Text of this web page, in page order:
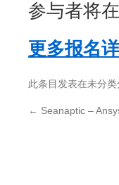
参与者将
更多报名
此条目发表在未分
← Seanaptic –